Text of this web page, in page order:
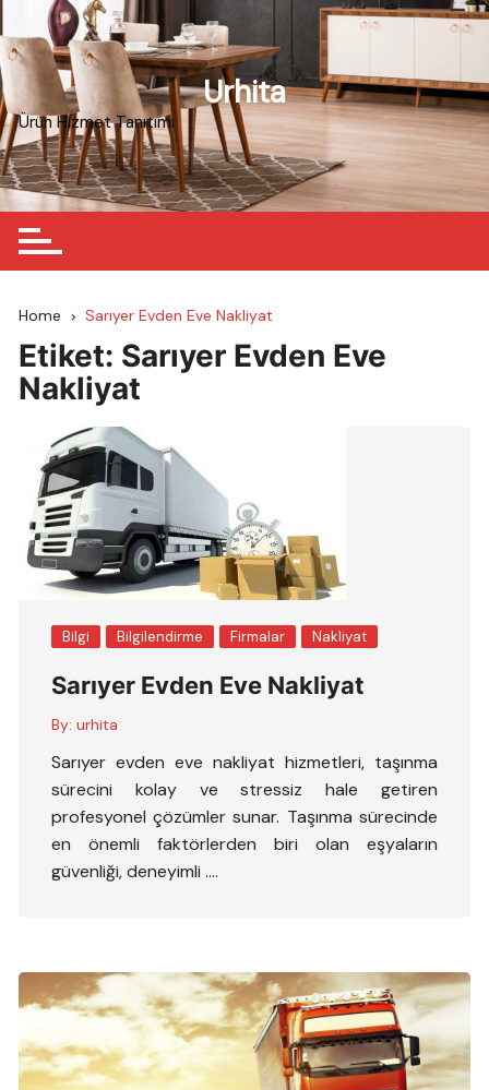
to
content
Urhita
Ürün Hizmet Tanıtımı
Home Sarıyer Evden Eve Nakliyat
Etiket: Sarıyer Evden Eve
Nakliyat
Bilgi Bilgilendirme Firmalar Nakliyat
Sarıyer Evden Eve Nakliyat
By: urhita
Sarıyer evden eve nakliyat hizmetleri, taşınma
sürecini kolay ve stressiz hale getiren
profesyonel çözümler sunar. Taşınma sürecinde
en önemli faktörlerden biri olan eşyaların
güvenliği, deneyimli ….